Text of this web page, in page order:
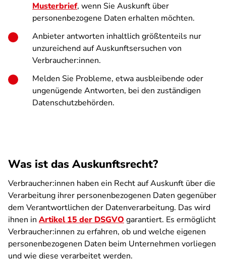
Musterbrief, wenn Sie Auskunft über
personenbezogene Daten erhalten möchten.
Anbieter antworten inhaltlich größtenteils nur
unzureichend auf Auskunftsersuchen von
Verbraucher:innen.
Melden Sie Probleme, etwa ausbleibende oder
ungenügende Antworten, bei den zuständigen
Datenschutzbehörden.
Was ist das Auskunftsrecht?
Verbraucher:innen haben ein Recht auf Auskunft über die
Verarbeitung ihrer personenbezogenen Daten gegenüber
dem Verantwortlichen der Datenverarbeitung. Das wird
ihnen in Artikel 15 der DSGVO garantiert. Es ermöglicht
Verbraucher:innen zu erfahren, ob und welche eigenen
personenbezogenen Daten beim Unternehmen vorliegen
und wie diese verarbeitet werden.